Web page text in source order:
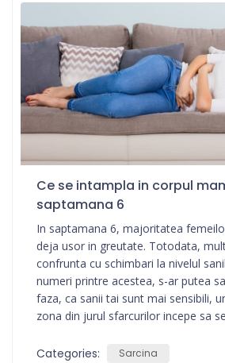
Ce se intampla in corpul
saptamana 6
In saptamana 6, majoritatea
deja usor in greutate. Totodata,
confrunta cu schimbari la nivelul
numeri printre acestea, s-ar putea
faza, ca sanii tai sunt mai sensibili,
zona din jurul sfarcurilor incepe sa
Categories: Sarcina